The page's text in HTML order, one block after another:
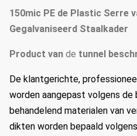
150mic PE de Plastic Serre
Gegalvaniseerd Staalkader
Product van de tunnel
De klantgerichte,
worden aangepast volgens
behandelend materialen van
dikten worden bepaald